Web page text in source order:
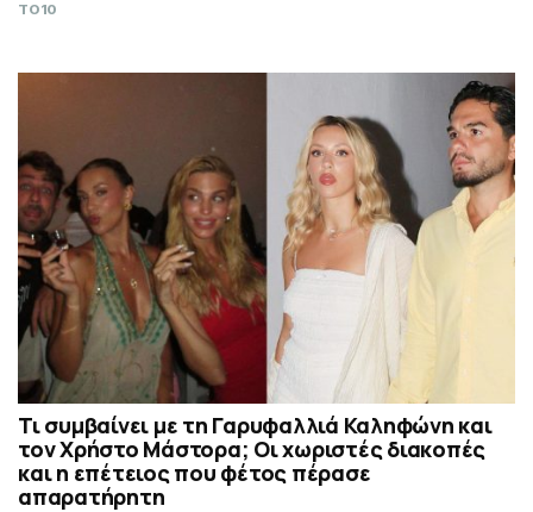
TO10
Τι συμβαίνει με τη Γαρυφαλλιά Καληφώνη και
τον Χρήστο Μάστορα; Οι χωριστές διακοπές
και η επέτειος που φέτος πέρασε
απαρατήρητη